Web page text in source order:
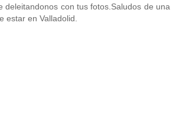
deleitandonos con tus fotos.Saludos de una
estar en Valladolid.